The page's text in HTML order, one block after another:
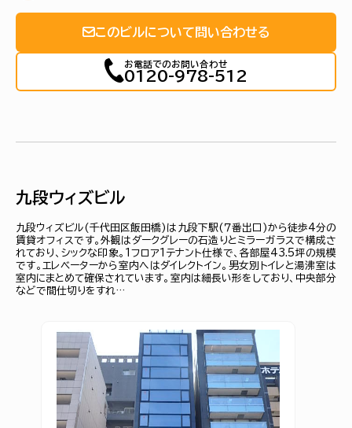
このビルについて問い合わせる
お電話でのお問い合わせ
0120-978-512
九段ウィズビル
九段ウィズビル(千代田区飯田橋)は九段下駅(７番出口)から徒歩4分の
賃貸オフィスです。外観はダークグレーの石造りとミラーガラスで構成さ
れており、シックな印象。1フロア1テナント仕様で、各部屋43.5坪の規模
です。エレベーターから室内へはダイレクトイン。男女別トイレと湯沸室は
室内にまとめて確保されています。室内は細長い形をしており、中央部分
などで間仕切りをすれ…